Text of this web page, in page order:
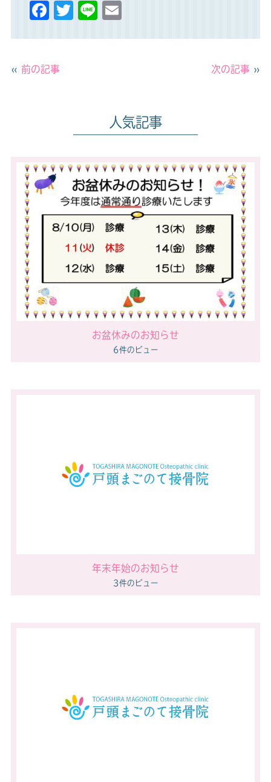
F
e
T
Li
« 前の記事 次の記事 »
人気記事
お盆休みのお知らせ
6件のビュー
年末年始のお知らせ
3件のビュー